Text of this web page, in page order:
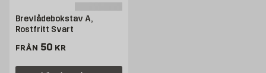
Brevlådebokstav A,
Rostfritt Svart
FRÅN Pris 50 kr
50 KR